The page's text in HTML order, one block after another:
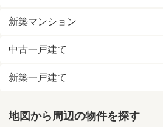
新築マンション
中古一戸建て
新築一戸建て
地図から周辺の物件を探す